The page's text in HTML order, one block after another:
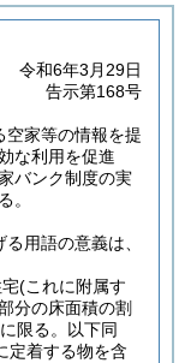
令和6年3月29日
告示第168号
空家等の情報を提
な利用を促進
バンク制度の実
。
る用語の意義は、
(これに附属す
分の床面積の割
限る。以下同
定着する物を含